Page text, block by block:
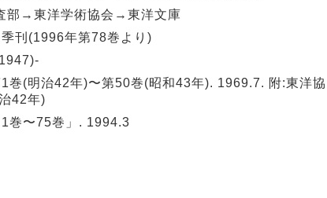
部→東洋学術協会→東洋文庫
刊(1996年第78巻より)
巻(明治42年)〜第50巻(昭和43年). 1969.7. 附:東洋協
42年)
巻〜75巻」. 1994.3